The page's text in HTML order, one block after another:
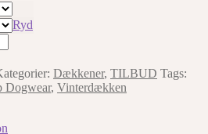
Ryd
Dækkener, TILBUD Tags:
Dogwear, Vinterdækken